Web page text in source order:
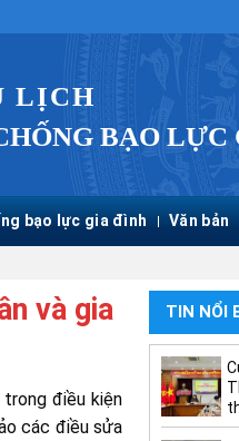
LỊCH
BẠO
bạo lực gia đình Văn bản
và gia
điều kiện
các điều sửa
TIN NỔI